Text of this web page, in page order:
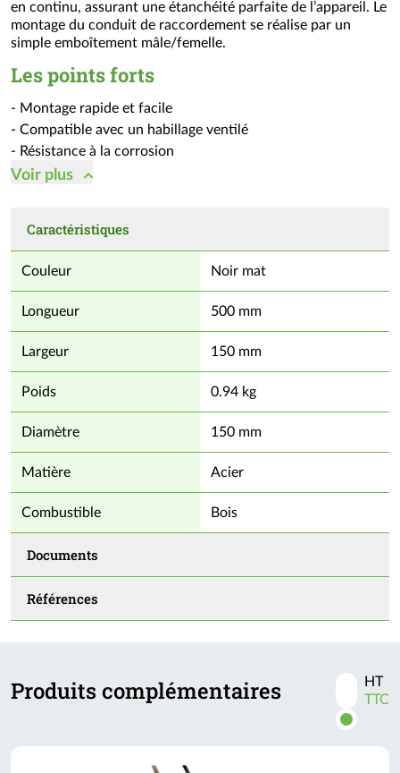
en continu, assurant une étanchéité parfaite de l’appareil. Le
montage du conduit de raccordement se réalise par un
simple emboîtement mâle/femelle.
Les points forts
- Montage rapide et facile
- Compatible avec un habillage ventilé
- Résistance à la corrosion
Installer par emboîtement, en respectant le DTU 24.1 et les
Voir plus
Caractéristiques
Couleur Noir mat
Longueur 500 mm
Largeur 150 mm
Poids 0.94 kg
Diamètre 150 mm
Matière Acier
Combustible Bois
Documents
Références
Produits complémentaires
Activer
les
HT
TTC